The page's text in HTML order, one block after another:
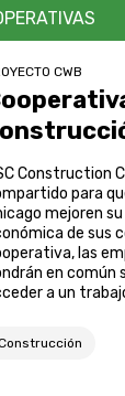
CWB
Construction
para
mejoren
de sus
las
en común
a un